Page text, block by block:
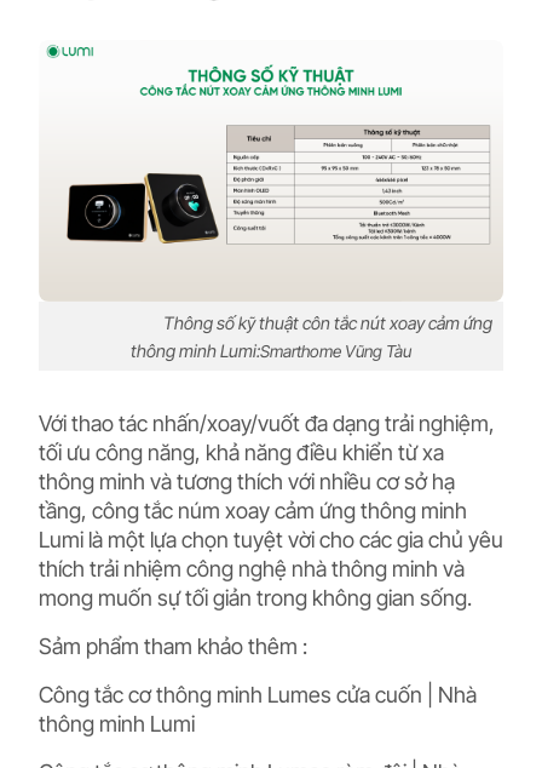
Thông số kỹ thuật côn tắc nút xoay cảm ứng
thông minh Lumi:Smarthome Vũng Tàu
Với thao tác nhấn/xoay/vuốt đa dạng trải nghiệm,
tối ưu công năng, khả năng điều khiển từ xa
thông minh và tương thích với nhiều cơ sở hạ
tầng, công tắc núm xoay cảm ứng thông minh
Lumi là một lựa chọn tuyệt vời cho các gia chủ yêu
thích trải nhiệm công nghệ nhà thông minh và
mong muốn sự tối giản trong không gian sống.
Sảm phẩm tham khảo thêm :
Công tắc cơ thông minh Lumes cửa cuốn | Nhà
thông minh Lumi